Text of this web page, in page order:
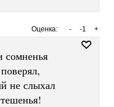
Оценка: +
-1
-
не слыхал